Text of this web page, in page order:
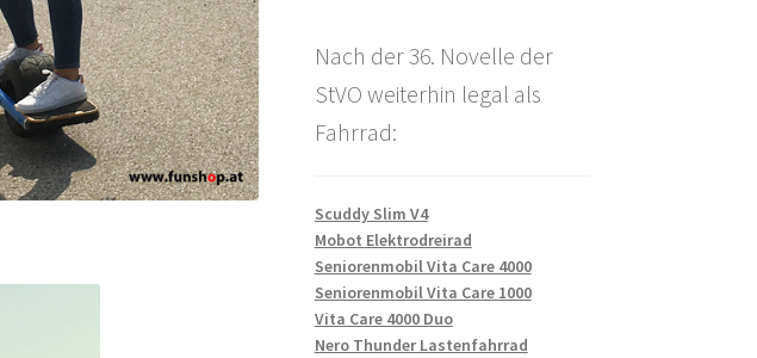
Nach der 36. Novelle der
StVO weiterhin legal als
Fahrrad:
Scuddy Slim V4
Mobot Elektrodreirad
Seniorenmobil Vita Care 4000
Seniorenmobil Vita Care 1000
Vita Care 4000 Duo
Nero Thunder Lastenfahrrad